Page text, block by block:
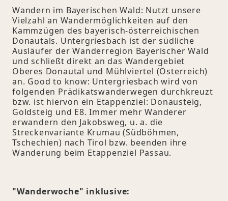
Wandern im Bayerischen Wald: Nutzt unsere
Vielzahl an Wandermöglichkeiten auf den
Kammzügen des bayerisch-österreichischen
Donautals. Untergriesbach ist der südliche
Ausläufer der Wanderregion Bayerischer Wald
und schließt direkt an das Wandergebiet
Oberes Donautal und Mühlviertel (Österreich)
an. Good to know: Untergriesbach wird von
folgenden Prädikatswanderwegen durchkreuzt
bzw. ist hiervon ein Etappenziel: Donausteig,
Goldsteig und E8. Immer mehr Wanderer
erwandern den Jakobsweg, u. a. die
Streckenvariante Krumau (Südböhmen,
Tschechien) nach Tirol bzw. beenden ihre
Wanderung beim Etappenziel Passau.
"Wanderwoche" inklusive: